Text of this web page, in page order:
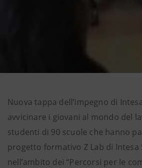
Nuova tappa dell’impegno di
avvicinare i giovani al mondo del
studenti di 90 scuole che hanno
progetto formativo Z Lab di Intesa
nell’ambito dei “Percorsi per le